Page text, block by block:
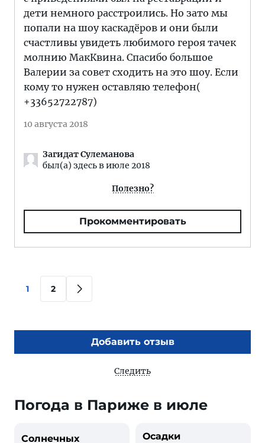
дети немного расстроились. Но зато мы
попали на шоу каскадёров и они были
счастливы увидеть любимого героя тачек
молнию МакКвина. Спасибо большое
Валерии за совет сходить на это шоу. Если
кому то нужен оставляю телефон(
+33652722787)
10 августа 2018
Загидат Сулеманова
был(а) здесь в июле 2018
Полезно?
Прокомментировать
1 2
Добавить отзыв
Следить
Погода в Париже в июле
Солнечных Осадки